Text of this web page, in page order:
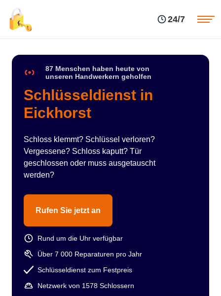
24/7
87 Menschen haben heute von
unseren Handwerkern geholfen
Schlüsseldienst in
Eickhorst
Schloss klemmt? Schlüssel verloren?
Vergessene? Schloss kaputt? Tür
geschlossen oder muss ausgetauscht
werden?
Rufen Sie jetzt an
Rund um die Uhr verfügbar
Über 7 000 Reparaturen pro Jahr
Schlüsseldienst zum Festpreis
Netzwerk von 1578 Schlossern